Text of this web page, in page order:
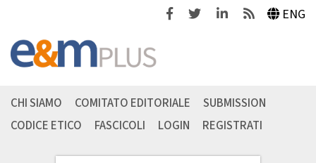
FacebookTwitterLinkedinFeeds ENG
CHI SIAMO COMITATO EDITORIALE
SUBMISSION
CODICE ETICO
FASCICOLI LOGIN REGISTRATI